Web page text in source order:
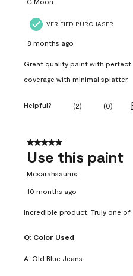
VERIFIED PURCHASER
8 months ago
Great quality paint with perfect
coverage with minimal splatter.
Helpful? (2) (0)
5 out of 5 stars.
Use this paint
Mcsarahsaurus
10 months ago
Incredible product. Truly one of
Q: Color Used
A: Old Blue Jeans